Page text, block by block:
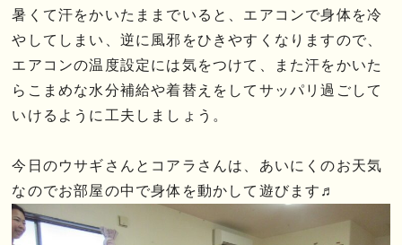
暑くて汗をかいたままでいると、エアコンで身体を冷
やしてしまい、逆に風邪をひきやすくなりますので、
エアコンの温度設定には気をつけて、また汗をかいた
らこまめな水分補給や着替えをしてサッパリ過ごして
いけるように工夫しましょう。
今日のウサギさんとコアラさんは、あいにくのお天気
なのでお部屋の中で身体を動かして遊びます♬